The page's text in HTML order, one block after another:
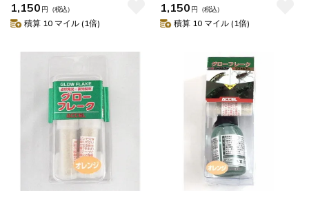
1,150 円 （税込）
積算 10 マイル (1倍)
1,150 円 （税込）
積算 10 マイル (1倍)